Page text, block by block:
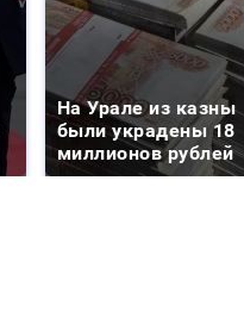
На Урале из казны
были украдены 18
миллионов рублей